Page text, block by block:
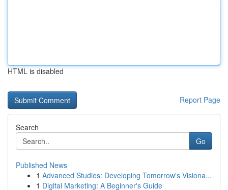
HTML is disabled
Report Page
Search
Go
Published News
1 Advanced Studies: Developing Tomorrow's Visiona...
1 Digital Marketing: A Beginner's Guide